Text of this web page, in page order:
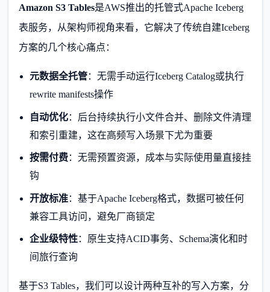
Amazon S3 Tables是AWS推出的托管式Apache Iceberg
表服务，从架构师视角来看，它解决了传统自建Iceberg
方案的几个核心痛点：
元数据全托管：无需手动运行Iceberg Catalog或执行
rewrite manifests操作
自动优化：后台持续执行小文件合并、删除文件清理
和索引重建，这在高频写入场景下尤为重要
按需付费：无需预置资源，成本与实际使用量直接挂
钩
开放标准：基于Apache Iceberg格式，数据可被任何
兼容工具访问，避免厂商锁定
企业级特性：原生支持ACID事务、Schema演化和时
间旅行查询
基于S3 Tables，我们可以设计两种互补的写入方案，分